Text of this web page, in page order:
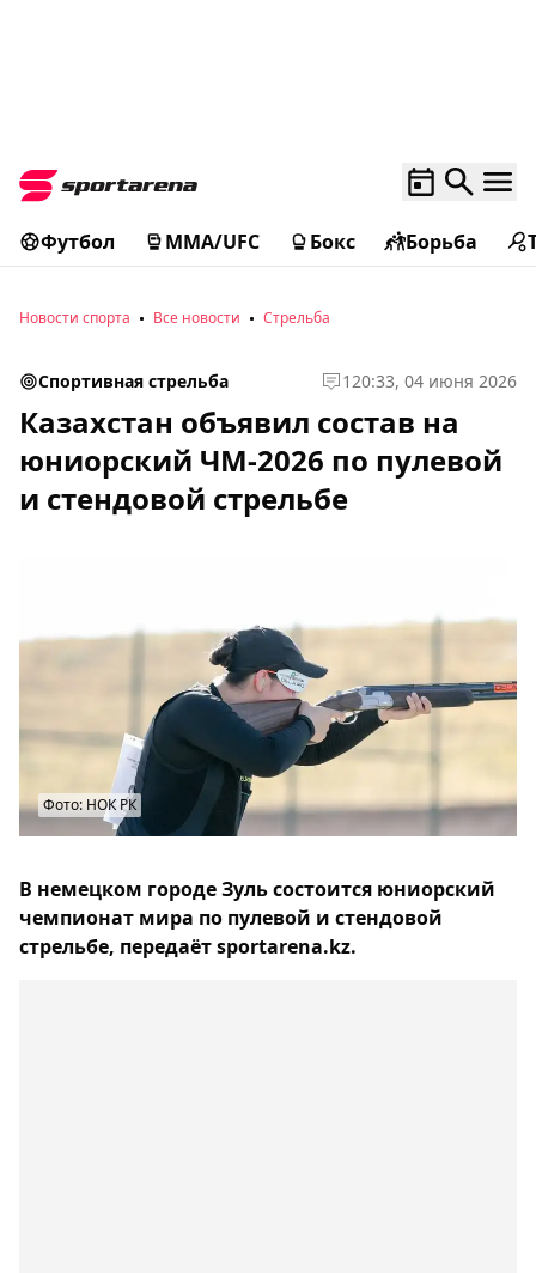
Футбол MMA/UFC Бокс Борьба
Новости спорта Все новости Стрельба
Спортивная стрельба 120:33, 04 июня 2026
Казахстан объявил состав на
юниорский ЧМ-2026 по пулевой
и стендовой стрельбе
Фото: НОК РК
В немецком городе Зуль состоится юниорский
чемпионат мира по пулевой и стендовой
стрельбе, передаёт sportarena.kz.